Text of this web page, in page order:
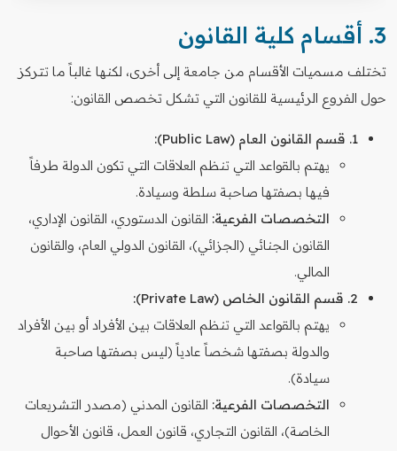
3. أقسام كلية القانون
تختلف مسميات الأقسام من جامعة إلى أخرى، لكنها غالباً ما تتركز
حول الفروع الرئيسية للقانون التي تشكل تخصص القانون:
1. قسم القانون العام (Public Law):
يهتم بالقواعد التي تنظم العلاقات التي تكون الدولة طرفاً
فيها بصفتها صاحبة سلطة وسيادة.
التخصصات الفرعية: القانون الدستوري، القانون الإداري،
القانون الجنائي (الجزائي)، القانون الدولي العام، والقانون
المالي.
2. قسم القانون الخاص (Private Law):
يهتم بالقواعد التي تنظم العلاقات بين الأفراد أو بين الأفراد
والدولة بصفتها شخصاً عادياً (ليس بصفتها صاحبة
سيادة).
التخصصات الفرعية: القانون المدني (مصدر التشريعات
الخاصة)، القانون التجاري، قانون العمل، قانون الأحوال